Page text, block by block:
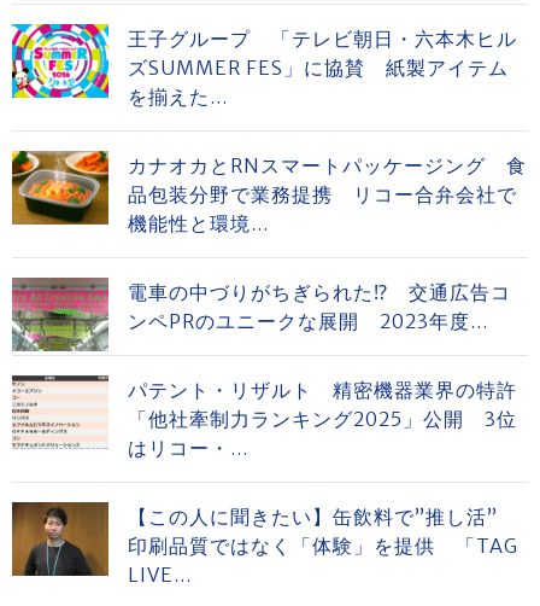
王子グループ 「テレビ朝日・六本木ヒル
ズSUMMER FES」に協賛 紙製アイテム
を揃えた...
カナオカとRNスマートパッケージング 食
品包装分野で業務提携 リコー合弁会社で
機能性と環境...
電車の中づりがちぎられた⁉ 交通広告コ
ンペPRのユニークな展開 2023年度...
パテント・リザルト 精密機器業界の特許
「他社牽制力ランキング2025」公開 3位
はリコー・...
【この人に聞きたい】缶飲料で”推し活”
印刷品質ではなく「体験」を提供 「TAG
LIVE...